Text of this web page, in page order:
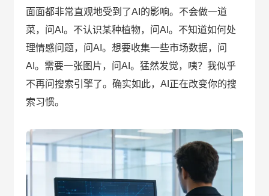
面面都非常直观地受到了AI的影响。不会做一道
菜，问AI。不认识某种植物，问AI。不知道如何处
理情感问题，问AI。想要收集一些市场数据，问
AI。需要一张图片，问AI。猛然发觉，咦？我似乎
不再问搜索引擎了。确实如此，AI正在改变你的搜
索习惯。